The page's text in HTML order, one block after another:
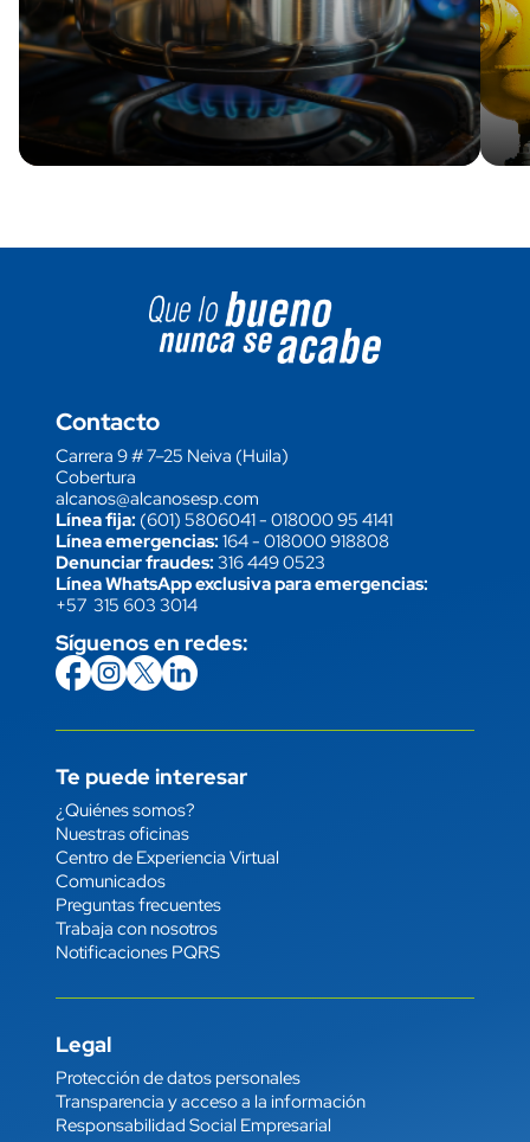
Image block
Contacto
Carrera 9 # 7–25 Neiva (Huila)
Cobertura
alcanos@alcanosesp.com
Línea fija: (601) 5806041-018000 95 4141
Línea emergencias: 164-018000 918808
Denunciar fraudes: 316 449 0523
Línea WhatsApp exclusiva para emergencias:
+57 315 603 3014
Síguenos en redes:
icon
Imagen
link icon
Imagen
link icon
Imagen
link icon
Imagen
link
Te puede interesar
Enlace
¿Quiénes somos?
Nuestras oficinas
Centro de Experiencia Virtual
Comunicados
Preguntas frecuentes
Trabaja con nosotros
Notificaciones PQRS
Legal
Enlace
Protección de datos personales
Transparencia y acceso a la información
Responsabilidad Social Empresarial